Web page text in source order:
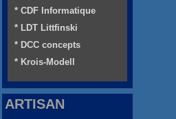
* CDF Informatique
* LDT Littfinski
* DCC concepts
* Krois-Modell
ARTISAN